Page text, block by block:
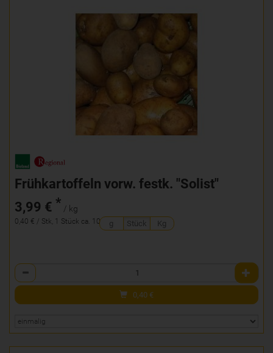
Frühkartoffeln vorw. festk. "Solist"
3,99 € * / kg
0,40 € / Stk, 1 Stück ca. 100g g Stück Kg
Anzahl
0,40 €